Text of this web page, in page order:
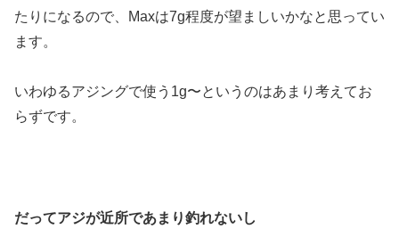
たりになるので、Maxは7g程度が望ましいかなと思ってい
ます。
いわゆるアジングで使う1g〜というのはあまり考えてお
らずです。
だってアジが近所であまり釣れないし